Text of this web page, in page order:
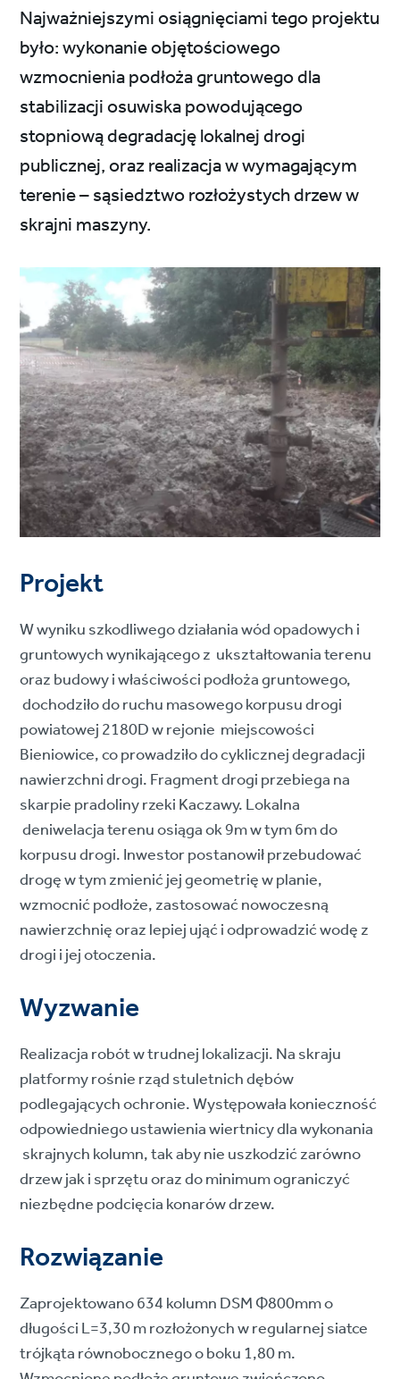
Najważniejszymi osiągnięciami tego projektu
było: wykonanie objętościowego
wzmocnienia podłoża gruntowego dla
stabilizacji osuwiska powodującego
stopniową degradację lokalnej drogi
publicznej, oraz realizacja w wymagającym
terenie – sąsiedztwo rozłożystych drzew w
skrajni maszyny.
Projekt
W wyniku szkodliwego działania wód opadowych i
gruntowych wynikającego z ukształtowania terenu
oraz budowy i właściwości podłoża gruntowego,
dochodziło do ruchu masowego korpusu drogi
powiatowej 2180D w rejonie miejscowości
Bieniowice, co prowadziło do cyklicznej degradacji
nawierzchni drogi. Fragment drogi przebiega na
skarpie pradoliny rzeki Kaczawy. Lokalna
deniwelacja terenu osiąga ok 9m w tym 6m do
korpusu drogi. Inwestor postanowił przebudować
drogę w tym zmienić jej geometrię w planie,
wzmocnić podłoże, zastosować nowoczesną
nawierzchnię oraz lepiej ująć i odprowadzić wodę z
drogi i jej otoczenia.
Wyzwanie
Realizacja robót w trudnej lokalizacji. Na skraju
platformy rośnie rząd stuletnich dębów
podlegających ochronie. Występowała konieczność
odpowiedniego ustawienia wiertnicy dla wykonania
skrajnych kolumn, tak aby nie uszkodzić zarówno
drzew jak i sprzętu oraz do minimum ograniczyć
niezbędne podcięcia konarów drzew.
Rozwiązanie
Zaprojektowano 634 kolumn DSM Φ800mm o
długości L=3,30 m rozłożonych w regularnej siatce
trójkąta równobocznego o boku 1,80 m.